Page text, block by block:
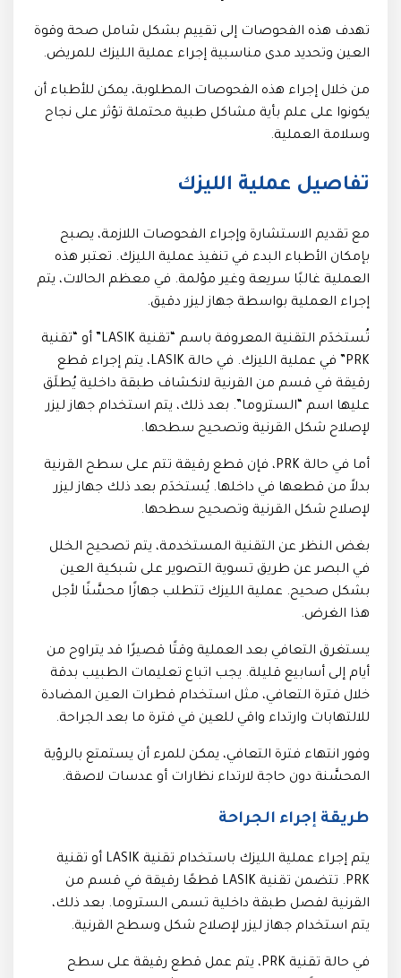
تهدف هذه الفحوصات إلى تقييم بشكل شامل صحة وقوة
العين وتحديد مدى مناسبية إجراء عملية الليزك للمريض.
من خلال إجراء هذه الفحوصات المطلوبة، يمكن للأطباء أن
يكونوا على علم بأية مشاكل طبية محتملة تؤثر على نجاح
وسلامة العملية.
تفاصيل عملية الليزك
مع تقديم الاستشارة وإجراء الفحوصات اللازمة، يصبح
بإمكان الأطباء البدء في تنفيذ عملية الليزك. تعتبر هذه
العملية غالبًا سريعة وغير مؤلمة. في معظم الحالات، يتم
إجراء العملية بواسطة جهاز ليزر دقيق.
تُستخدَم التقنية المعروفة باسم “تقنية LASIK” أو “تقنية
PRK” في عملية الليزك. في حالة LASIK، يتم إجراء قطع
رقيقة في قسم من القرنية لانكشاف طبقة داخلية يُطلَق
عليها اسم “الستروما”. بعد ذلك، يتم استخدام جهاز ليزر
لإصلاح شكل القرنية وتصحيح سطحها.
أما في حالة PRK، فإن قطع رقيقة تتم على سطح القرنية
بدلاً من قطعها في داخلها. يُستخدَم بعد ذلك جهاز ليزر
لإصلاح شكل القرنية وتصحيح سطحها.
بغض النظر عن التقنية المستخدمة، يتم تصحيح الخلل
في البصر عن طريق تسوية التصوير على شبكية العين
بشكل صحيح. عملية الليزك تتطلب جهازًا محسَّنًا لأجل
هذا الغرض.
يستغرق التعافي بعد العملية وقتًا قصيرًا قد يتراوح من
أيام إلى أسابيع قليلة. يجب اتباع تعليمات الطبيب بدقة
خلال فترة التعافي، مثل استخدام قطرات العين المضادة
للالتهابات وارتداء واقي للعين في فترة ما بعد الجراحة.
وفور انتهاء فترة التعافي، يمكن للمرء أن يستمتع بالرؤية
المحسَّنة دون حاجة لارتداء نظارات أو عدسات لاصقة.
طريقة إجراء الجراحة
يتم إجراء عملية الليزك باستخدام تقنية LASIK أو تقنية
PRK. تتضمن تقنية LASIK قطعًا رقيقة في قسم من
القرنية لفصل طبقة داخلية تسمى الستروما. بعد ذلك،
يتم استخدام جهاز ليزر لإصلاح شكل وسطح القرنية.
في حالة تقنية PRK، يتم عمل قطع رقيقة على سطح